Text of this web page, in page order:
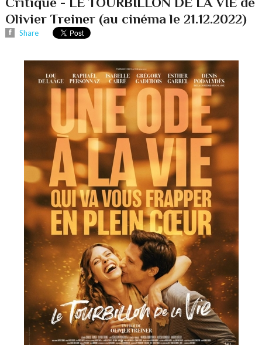
Olivier Treiner (au cinéma le 21.12.2022)
Share